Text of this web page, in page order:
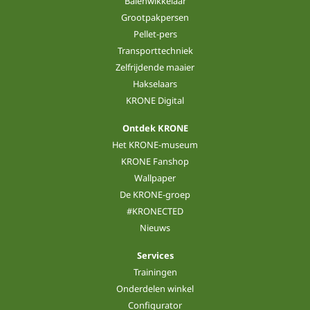
Grootpakpersen
Pellet-pers
Transporttechniek
Zelfrijdende maaier
Hakselaars
KRONE Digital
Ontdek KRONE
Het KRONE-museum
KRONE Fanshop
Wallpaper
De KRONE-groep
#KRONECTED
Nieuws
Services
Trainingen
Onderdelen winkel
Configurator